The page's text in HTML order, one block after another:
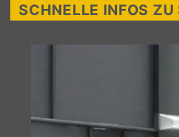
SCHNELLE INFOS